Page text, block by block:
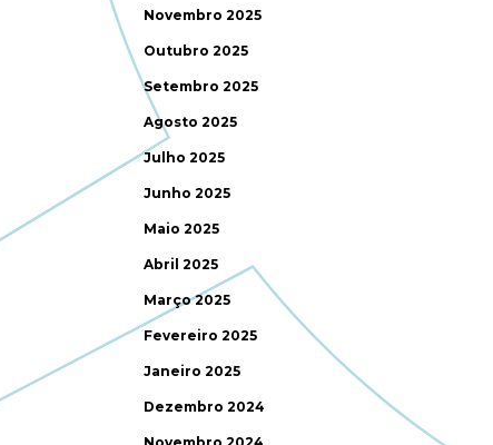
Novembro 2025
Outubro 2025
Setembro 2025
Agosto 2025
Julho 2025
Junho 2025
Maio 2025
Abril 2025
Março 2025
Fevereiro 2025
Janeiro 2025
Dezembro 2024